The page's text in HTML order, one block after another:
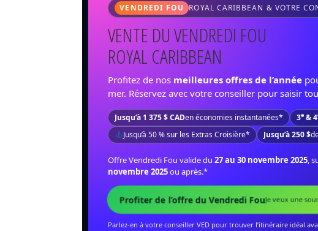
VENDREDI FOU ROYAL CARIBBEAN & VOTRE
VENTE DU VENDREDI FOU
ROYAL CARIBBEAN
Profitez de nos meilleures offres de l’année
mer. Réservez avec votre conseiller pour saisir
Jusqu’à 1 375 $ CADen économies instantanées* 3e & 4
Jusqu’à 50 % sur les Extras Croisière*
Jusqu’à 250 $
Offre Vendredi Fou valide du27 au 30 novembre 2025,
novembre 2025ou après.*
Profiter de l’offre du Vendredi FouJe veux une
Parlez-en à votre conseiller VED pour trouver l’itinéraire idéal